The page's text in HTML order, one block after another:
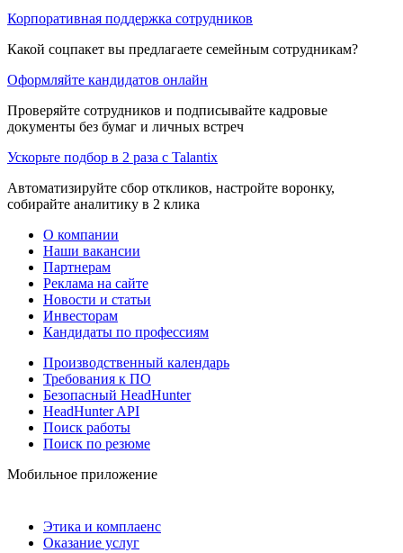
Корпоративная поддержка сотрудников
Какой соцпакет вы предлагаете семейным сотрудникам?
Оформляйте кандидатов онлайн
Проверяйте сотрудников и подписывайте кадровые
документы без бумаг и личных встреч
Ускорьте подбор в 2 раза с Talantix
Автоматизируйте сбор откликов, настройте воронку,
собирайте аналитику в 2 клика
О компании
Наши вакансии
Партнерам
Реклама на сайте
Новости и статьи
Инвесторам
Кандидаты по профессиям
Производственный календарь
Требования к ПО
Безопасный HeadHunter
HeadHunter API
Поиск работы
Поиск по резюме
Мобильное приложение
Этика и комплаенс
Оказание услуг